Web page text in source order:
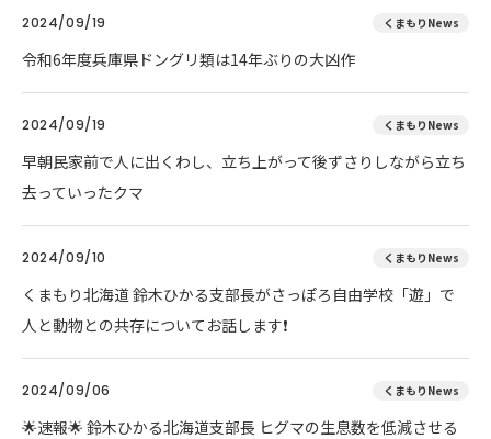
2024/09/19 くまもりNews
令和6年度兵庫県ドングリ類は14年ぶりの大凶作
2024/09/19 くまもりNews
早朝民家前で人に出くわし、立ち上がって後ずさりしながら立ち
去っていったクマ
2024/09/10 くまもりNews
くまもり北海道 鈴木ひかる支部長がさっぽろ自由学校「遊」で
人と動物との共存についてお話します❗
2024/09/06 くまもりNews
🌟速報🌟 鈴木ひかる北海道支部長 ヒグマの生息数を低減させる